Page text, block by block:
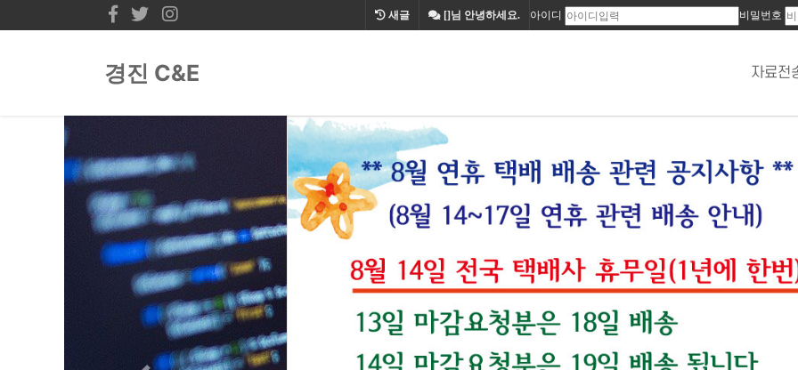
아이디 비밀번호
[]님 안녕하세요.
새글
경진 C&E 자료전